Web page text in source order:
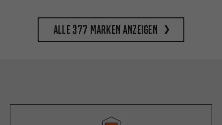
Alle 377 Marken anzeigen